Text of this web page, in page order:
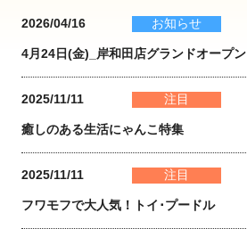
2026/04/16 お知らせ
4月24日(金)_岸和田店グランドオープン
2025/11/11 注目
癒しのある生活にゃんこ特集
2025/11/11 注目
フワモフで大人気！トイ･プードル